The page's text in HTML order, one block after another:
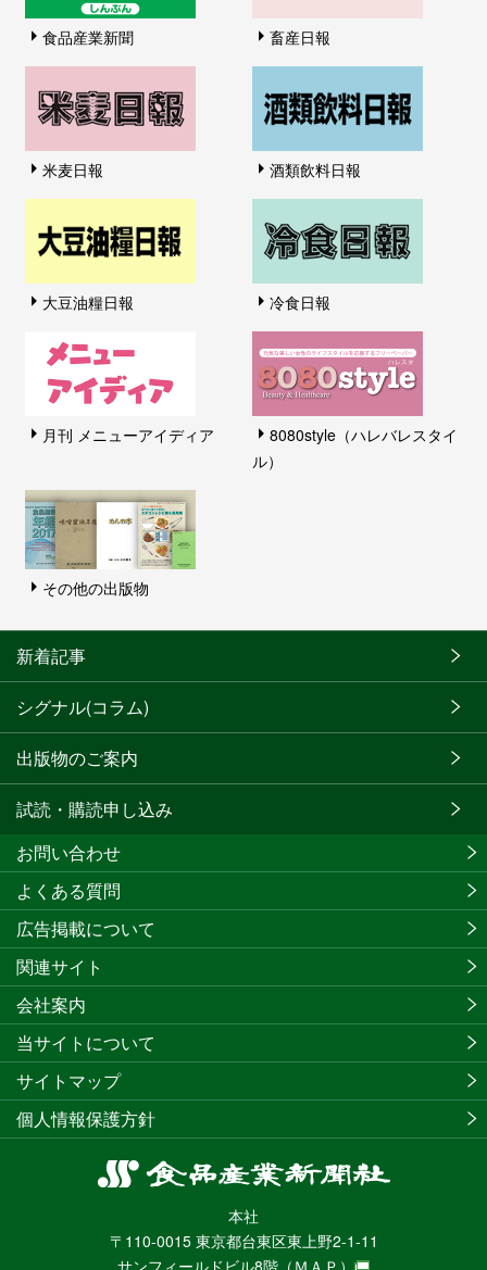
食品産業新聞 畜産日報
米麦日報 酒類飲料日報
大豆油糧日報 冷食日報
月刊 メニューアイディア
8080style（ハレバレスタイ
ル）
その他の出版物
新着記事
シグナル(コラム)
出版物のご案内
試読・購読申し込み
食
産
業
本社
〒110-0015 東京都台東区東上野2-1-11
サンフィールドビル8階 （ＭＡＰ）
お問い合わせ
よくある質問
広告掲載について
関連サイト
会社案内
当サイトについて
サイトマップ
個人情報保護方針